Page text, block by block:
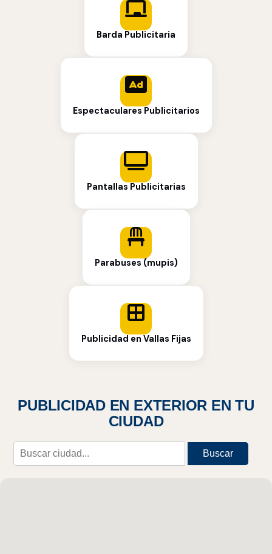
Barda Publicitaria
Espectaculares Publicitarios
Pantallas Publicitarias
Parabuses (mupis)
Publicidad en Vallas Fijas
PUBLICIDAD EN EXTERIOR EN TU
CIUDAD
Buscar